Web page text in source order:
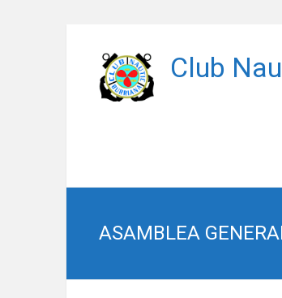
contenido
Club
ASAMBLEA